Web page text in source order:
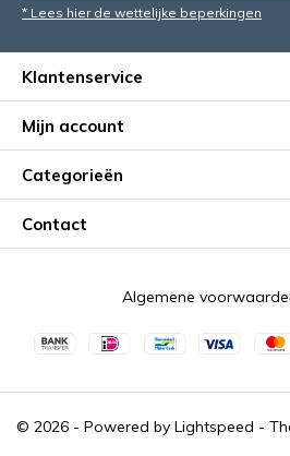
* Lees hier de wettelijke beperkingen
Klantenservice
Mijn account
Categorieën
Contact
© 2026 - Powered by Lightspeed -
Algemene